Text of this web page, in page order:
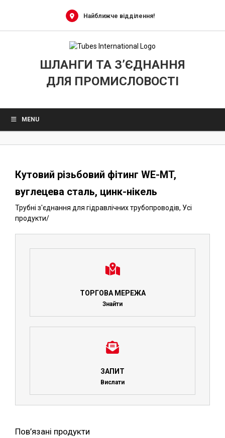
Найближче відділення!
ШЛАНГИ ТА З’ЄДНАННЯ
ДЛЯ ПРОМИСЛОВОСТІ
MENU
Кутовий різьбовий фітинг WE-MT,
вуглецева сталь, цинк-нікель
Трубні з'єднання для гідравлічних трубопроводів, Усі
продукти/
ТОРГОВА МЕРЕЖА
Знайти
ЗАПИТ
Вислати
Пов’язані продукти